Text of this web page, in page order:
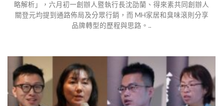
略解析」，六月初一創辦人暨執行長沈劭蘭、得來素共同創辦人
關登元均提到通路佈局及分眾行銷，而 MH家居和臭味滾則分享
品牌轉型的歷程與思路。..